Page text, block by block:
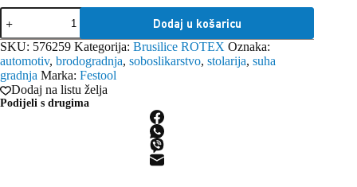
Festool
brusilica
ekscentrična
ROTEX
RO
90
DX
230V
Dodaj u košaricu
SKU: 576259 Kategorija: Brusilice ROTEX Oznaka:
automotiv, brodogradnja, soboslikarstvo, stolarija, suha
gradnja Marka: Festool
Dodaj na listu želja
Podijeli s drugima